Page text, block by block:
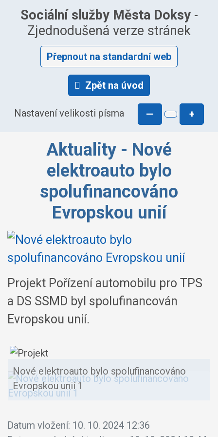
Sociální služby Města Doksy-
Zjednodušená verze stránek
Přepnout na standardní web
Zpět na úvod
Nastavení velikosti písma — +
Aktuality - Nové
elektroauto bylo
spolufinancováno
Evropskou unií
Projekt Pořízení automobilu pro TPS
a DS SSMD byl spolufinancován
Evropskou unií.
Nové elektroauto bylo spolufinancováno
Evropskou unií 1
Datum vložení: 10. 10. 2024 12:36